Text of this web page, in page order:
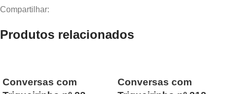
Compartilhar:
Produtos relacionados
Conversas com
Conversas com